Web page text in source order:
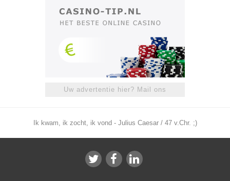
Uw advertentie hier? Mail ons
Ik kwam, ik zocht, ik vond - Julius Caesar / 47 v.Chr. ;)